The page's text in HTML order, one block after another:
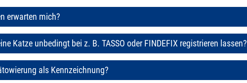
erwarten mich?
Katze unbedingt bei z. B. TASSO oder FINDEFIX registrieren lassen?
als Kennzeichnung?